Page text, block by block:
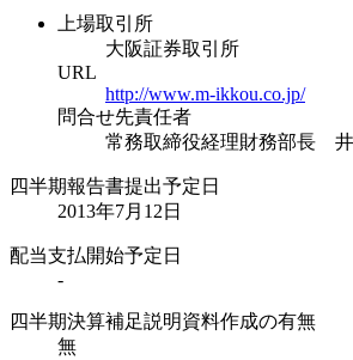
上場取引所
大阪証券取引所
URL
http://www.m-ikkou.co.jp/
問合せ先責任者
常務取締役経理財務部長
四半期報告書提出予定日
2013年7月12日
配当支払開始予定日
-
四半期決算補足説明資料作成の有無
無